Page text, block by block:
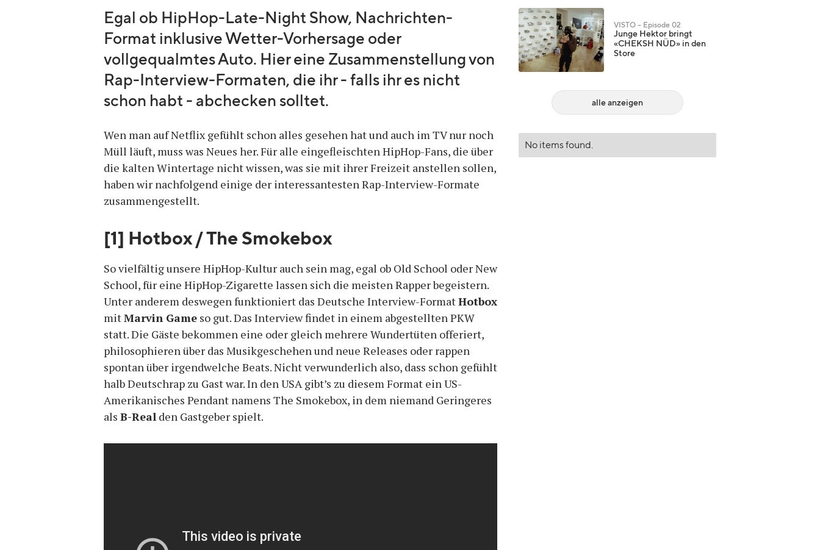
Egal ob HipHop-Late-Night Show, Nachrichten-
Format inklusive Wetter-Vorhersage oder
vollgequalmtes Auto. Hier eine Zusammenstellung von
Rap-Interview-Formaten, die ihr - falls ihr es nicht
schon habt - abchecken solltet.
Wen man auf Netflix gefühlt schon alles gesehen hat und auch im TV nur noch
Müll läuft, muss was Neues her. Für alle eingefleischten HipHop-Fans, die über
die kalten Wintertage nicht wissen, was sie mit ihrer Freizeit anstellen sollen,
haben wir nachfolgend einige der interessantesten Rap-Interview-Formate
zusammengestellt.
[1] Hotbox / The Smokebox
So vielfältig unsere HipHop-Kultur auch sein mag, egal ob Old School oder New
School, für eine HipHop-Zigarette lassen sich die meisten Rapper begeistern.
Unter anderem deswegen funktioniert das Deutsche Interview-FormatHotbox
mitMarvin Game so gut. Das Interview findet in einem abgestellten PKW
statt. Die Gäste bekommen eine oder gleich mehrere Wundertüten offeriert,
philosophieren über das Musikgeschehen und neue Releases oder rappen
spontan über irgendwelche Beats. Nicht verwunderlich also, dass schon gefühlt
halb Deutschrap zu Gast war. In den USA gibt’s zu diesem Format ein US-
Amerikanisches Pendant namens The Smokebox, in dem niemand Geringeres
als B-Real den Gastgeber spielt.
VISTO – Episode 02
Junge Hektor bringt
«CHEKSH NÜD» in den
Store
alle anzeigen
No items found.